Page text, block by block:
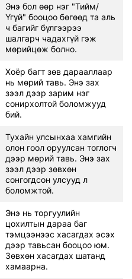
Энэ бол өөр нэг "Тийм/
Үгүй" бооцоо бөгөөд та аль
ч багийг бүлгээрээ
шалгарч чадахгүй гэж
мөрийцөж болно.
Хоёр багт зөв дарааллаар
нь мөрий тавь. Энэ зах
зээл дээр зарим нэг
сонирхолтой боломжууд
бий.
Тухайн улсынхаа хамгийн
олон гоол оруулсан тоглогч
дээр мөрий тавь. Энэ зах
зээл дээр зөвхөн
сонгогдсон улсууд л
боломжтой.
Энэ нь торгуулийн
цохилтын дараа баг
тэмцээнээс хасагдах эсэх
дээр тавьсан бооцоо юм.
Зөвхөн хасагдах шатанд
хамаарна.